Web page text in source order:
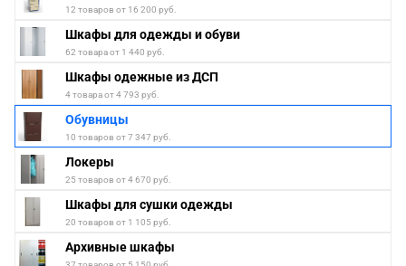
12 товаров от 16 200 руб.
Шкафы для одежды и обуви
62 товара от 1 440 руб.
Шкафы одежные из ДСП
4 товара от 4 793 руб.
Обувницы
10 товаров от 7 347 руб.
Локеры
25 товаров от 4 670 руб.
Шкафы для сушки одежды
20 товаров от 1 105 руб.
Архивные шкафы